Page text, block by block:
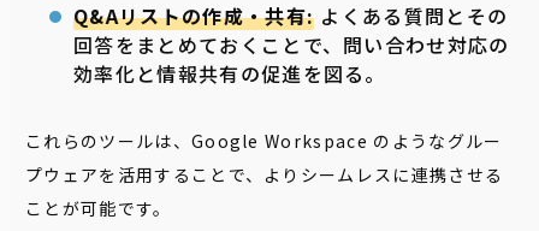
Q&Aリストの作成・共有: よくある質問とその
回答をまとめておくことで、問い合わせ対応の
効率化と情報共有の促進を図る。
これらのツールは、Google Workspace のようなグルー
プウェアを活用することで、よりシームレスに連携させる
ことが可能です。